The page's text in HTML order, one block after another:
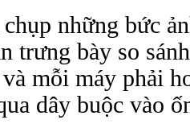
những bức
trưng bày so
mỗi máy phải
dây buộc vào